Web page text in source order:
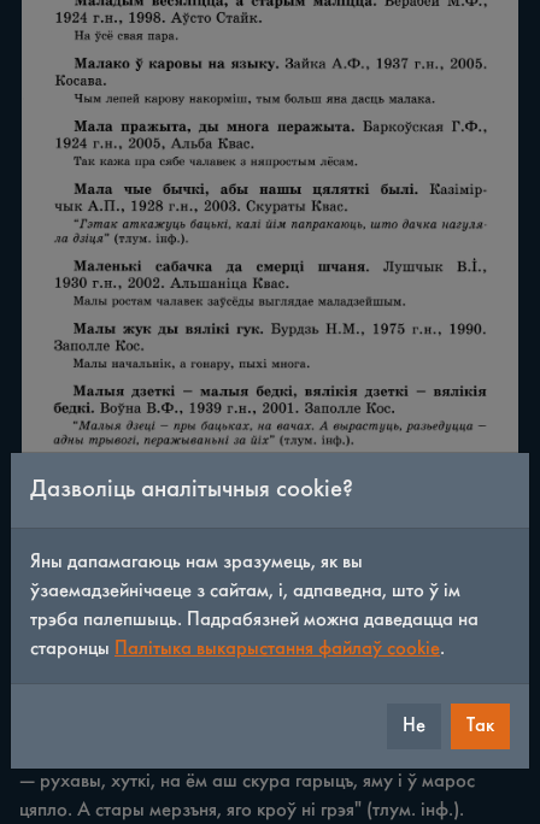
ПРЫКАЗКІ 1 ПРЫМАЎКІ 63 Магіла ўсіх прымае. Шчурскі
У.Ф., 1911 г.н., 1998. Алынаніца Квас. Перад смерцю ўсе
частуюць, выдаючы ўжэ за свой" (тлум. інф.). Маладога
кроў грэе. Бялевіч М.І., 1922 г.н., 2002. Косава. "Малады
— рухавы, хуткі, на ём аш скура гарыцъ, яму i ў марос
цяпло. А стары мерзъня, яго кроў ні грэя" (тлум. інф.).
Дазволіць аналітычныя cookie?
Яны дапамагаюць нам зразумець, як вы
ўзаемадзейнічаеце з сайтам, і, адпаведна, што ў ім
трэба палепшыць. Падрабязней можна даведацца на
старонцы
Палітыка выкарыстання файлаў cookie.
Не Так